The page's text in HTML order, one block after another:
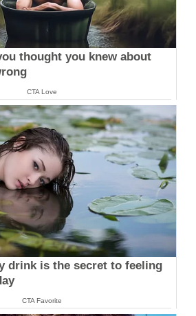
thought you knew about
CTA Love
drink is the secret to feeling
CTA Favorite